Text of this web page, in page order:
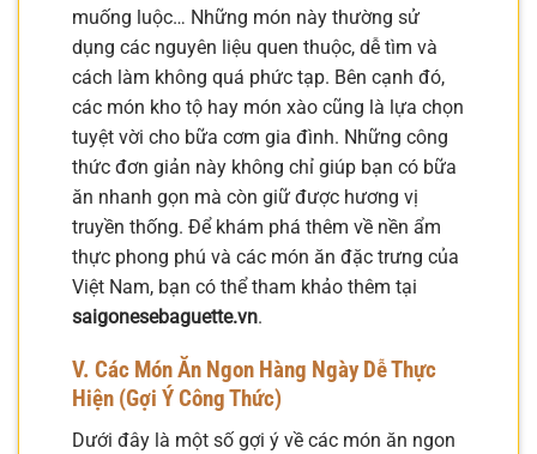
muống luộc… Những món này thường sử
dụng các nguyên liệu quen thuộc, dễ tìm và
cách làm không quá phức tạp. Bên cạnh đó,
các món kho tộ hay món xào cũng là lựa chọn
tuyệt vời cho bữa cơm gia đình. Những công
thức đơn giản này không chỉ giúp bạn có bữa
ăn nhanh gọn mà còn giữ được hương vị
truyền thống. Để khám phá thêm về nền ẩm
thực phong phú và các món ăn đặc trưng của
Việt Nam, bạn có thể tham khảo thêm tại
saigonesebaguette.vn.
V. Các Món Ăn Ngon Hàng Ngày Dễ Thực
Hiện (Gợi Ý Công Thức)
Dưới đây là một số gợi ý về các món ăn ngon